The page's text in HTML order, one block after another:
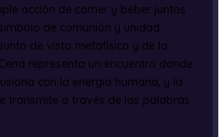
acción de comer y beber juntos
de comunión y unidad
de vista metafísico y de la
representa un encuentro donde
con la energía humana, y la
transmite a través de las palabras